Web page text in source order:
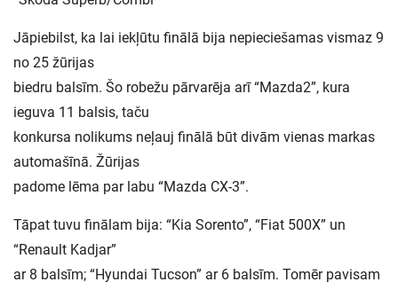
Jāpiebilst, ka lai iekļūtu finālā bija nepieciešamas vismaz 9
no 25 žūrijas
biedru balsīm. Šo robežu pārvarēja arī “Mazda2”, kura
ieguva 11 balsis, taču
konkursa nolikums neļauj finālā būt divām vienas markas
automašīnā. Žūrijas
padome lēma par labu “Mazda CX-3”.
Tāpat tuvu finālam bija: “Kia Sorento”, “Fiat 500X” un
“Renault Kadjar”
ar 8 balsīm; “Hyundai Tucson” ar 6 balsīm. Tomēr pavisam